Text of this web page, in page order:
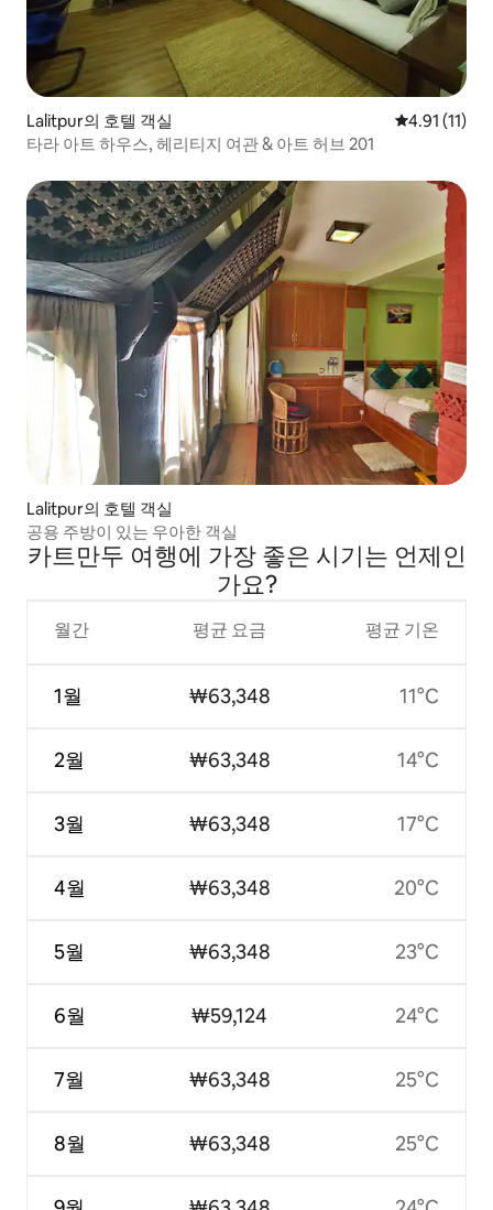
Lalitpur의 호텔 객실 평점 4.91점
4.91 (11)
타라 아트 하우스, 헤리티지 여관 & 아트 허브 201
Lalitpur의 호텔 객실
공용 주방이 있는 우아한 객실
카트만두 여행에 가장 좋은 시기는 언제인
가요?
월간
1월
2월
3월
4월
5월
6월
7월
8월
평균 요금
₩63,348
₩63,348
₩63,348
₩63,348
₩63,348
₩59,124
₩63,348
₩63,348
평균 기온
11°C
14°C
17°C
20°C
23°C
24°C
25°C
25°C